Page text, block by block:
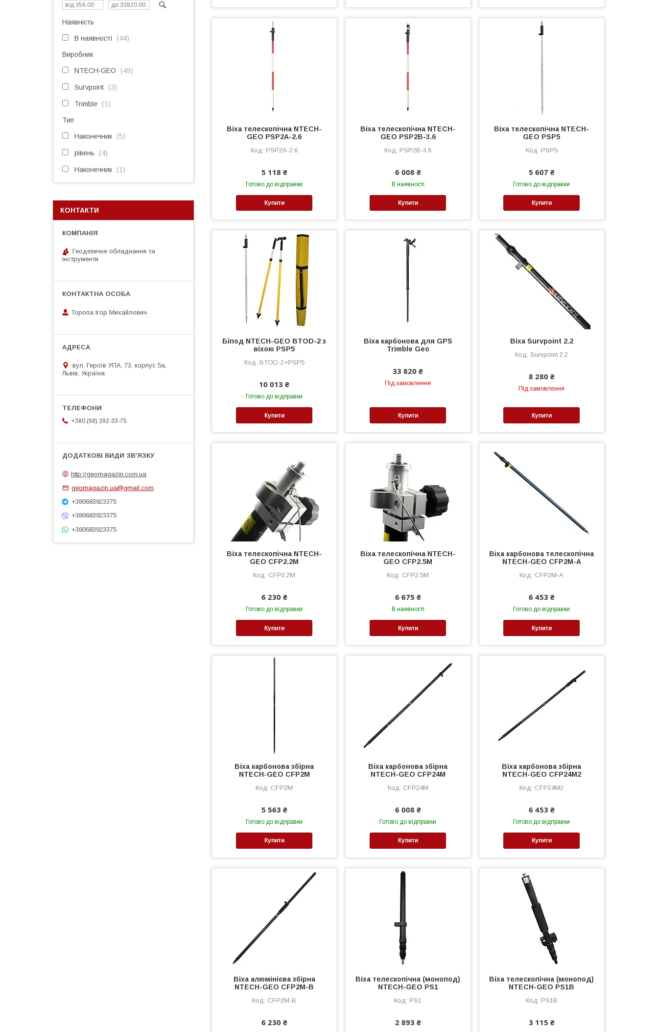
Віха телескопічна NTECH-
GEO PSP2A-2.6
PSP2A-2.6
5 118 ₴
Готово до відправки
Купити
Віха телескопічна NTECH-
GEO PSP2B-3.6
PSP2B-3.6
6 008 ₴
В наявності
Купити
Віха телескопічна NTECH-
GEO PSP5
PSP5
5 607 ₴
Готово до відправки
Купити
Біпод NTECH-GEO BTOD-2 з
віхою PSP5
BTOD-2+PSP5
10 013 ₴
Готово до відправки
Купити
Віха карбонова для GPS
Trimble Geo
33 820 ₴
Під замовлення
Купити
Віха Survpoint 2.2
Survpoint 2.2
8 280 ₴
Під замовлення
Купити
Віха телескопічна NTECH-
GEO CFP2.2M
CFP2.2M
6 230 ₴
Готово до відправки
Купити
Віха телескопічна NTECH-
GEO CFP2.5M
CFP2.5M
6 675 ₴
В наявності
Купити
Віха карбонова телескопічна
NTECH-GEO CFP2M-A
CFP2M-A
6 453 ₴
Готово до відправки
Купити
Віха карбонова збірна
NTECH-GEO CFP2M
CFP2M
5 563 ₴
Готово до відправки
Купити
Віха карбонова збірна
NTECH-GEO CFP24M
CFP24M
6 008 ₴
Готово до відправки
Купити
Віха карбонова збірна
NTECH-GEO CFP24M2
CFP24M2
6 453 ₴
Готово до відправки
Купити
Віха алюмінієва збірна
NTECH-GEO CFP2M-B
CFP2M-B
6 230 ₴
Віха телескопічна (монопод)
NTECH-GEO PS1
PS1
2 893 ₴
Віха телескопічна (монопод)
NTECH-GEO PS1B
PS1B
3 115 ₴
Наявність
В наявності 44
Виробник
NTECH-GEO 49
Survpoint 3
Trimble 1
Тип
Наконечник 5
рівень 4
Наконечник 1
КОНТАКТИ
Геодезичне обладнання та
інструменти
Торопа Ігор Михайлович
вул. Героїв УПА, 73, корпус 5а,
Львів, Україна
+380 (68) 392-33-75
http://geomagazin.com.ua
geomagazin.ua@gmail.com
+380683923375
+380683923375
+380683923375